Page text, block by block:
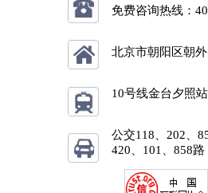
免费咨询热线：
北京市朝阳区朝
10号线金台夕照
公交118、202、
420、101、858路